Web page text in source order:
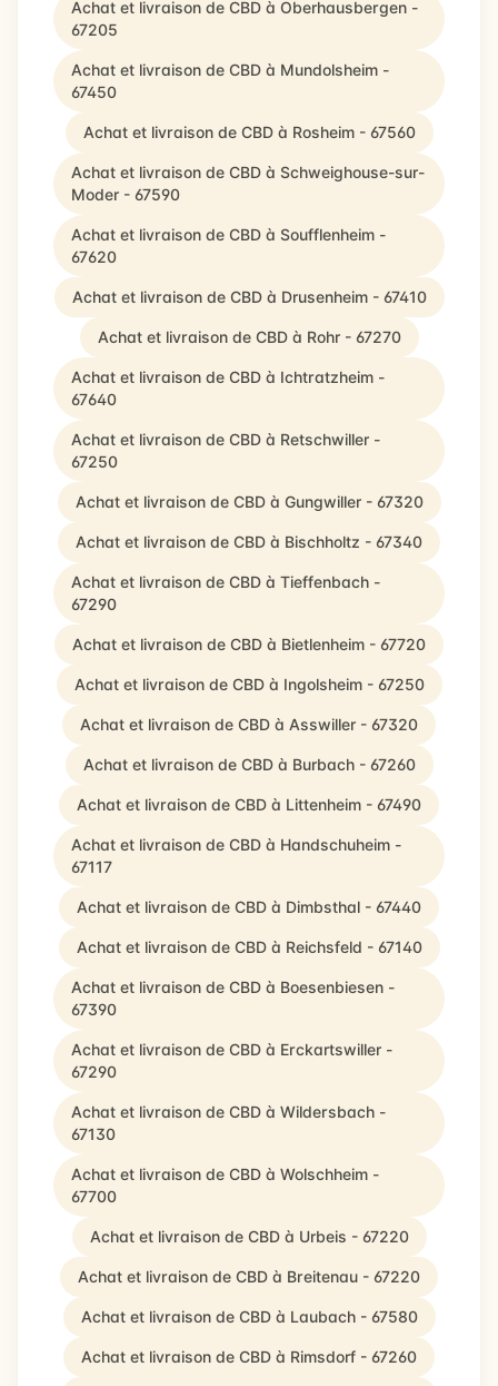
Achat et livraison de CBD à Oberhausbergen -
67205
Achat et livraison de CBD à Mundolsheim -
67450
Achat et livraison de CBD à Rosheim - 67560
Achat et livraison de CBD à Schweighouse-sur-
Moder - 67590
Achat et livraison de CBD à Soufflenheim -
67620
Achat et livraison de CBD à Drusenheim - 67410
Achat et livraison de CBD à Rohr - 67270
Achat et livraison de CBD à Ichtratzheim -
67640
Achat et livraison de CBD à Retschwiller -
67250
Achat et livraison de CBD à Gungwiller - 67320
Achat et livraison de CBD à Bischholtz - 67340
Achat et livraison de CBD à Tieffenbach -
67290
Achat et livraison de CBD à Bietlenheim - 67720
Achat et livraison de CBD à Ingolsheim - 67250
Achat et livraison de CBD à Asswiller - 67320
Achat et livraison de CBD à Burbach - 67260
Achat et livraison de CBD à Littenheim - 67490
Achat et livraison de CBD à Handschuheim -
67117
Achat et livraison de CBD à Dimbsthal - 67440
Achat et livraison de CBD à Reichsfeld - 67140
Achat et livraison de CBD à Boesenbiesen -
67390
Achat et livraison de CBD à Erckartswiller -
67290
Achat et livraison de CBD à Wildersbach -
67130
Achat et livraison de CBD à Wolschheim -
67700
Achat et livraison de CBD à Urbeis - 67220
Achat et livraison de CBD à Breitenau - 67220
Achat et livraison de CBD à Laubach - 67580
Achat et livraison de CBD à Rimsdorf - 67260